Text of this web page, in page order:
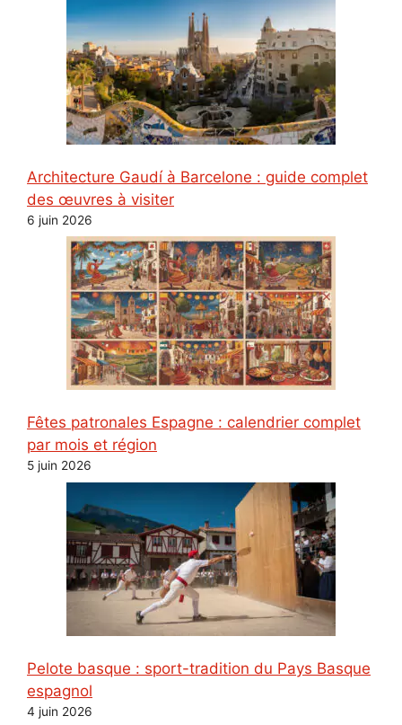
Architecture Gaudí à Barcelone : guide complet
des œuvres à visiter
6 juin 2026
Fêtes patronales Espagne : calendrier complet
par mois et région
5 juin 2026
Pelote basque : sport-tradition du Pays Basque
espagnol
4 juin 2026